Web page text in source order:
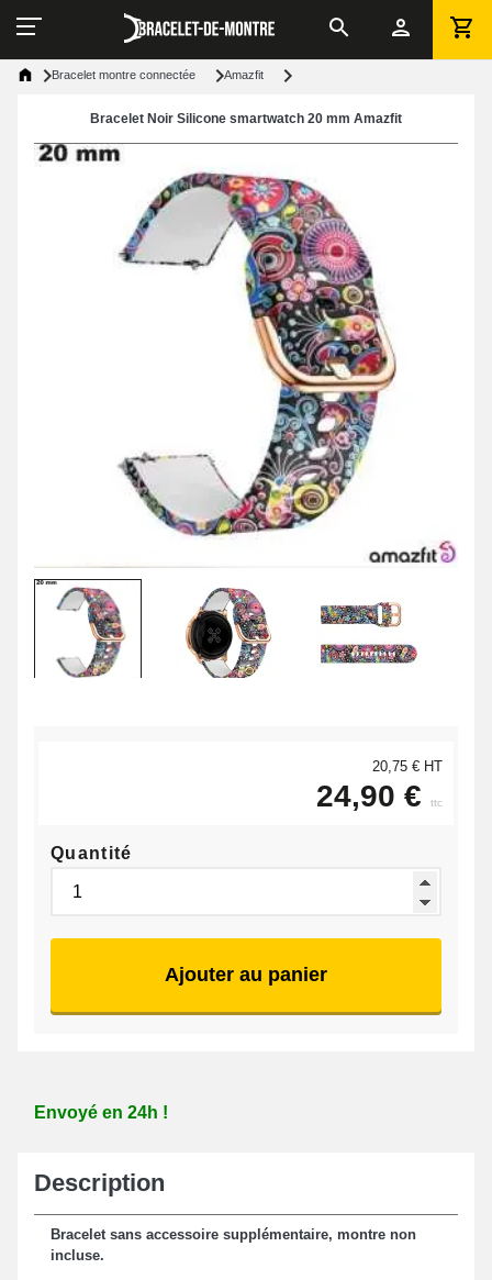
Bracelet montre connectée Amazfit
Bracelet Noir Silicone smartwatch 20 mm Amazfit
20,75 € HT
24,90 € ttc
Quantité
Ajouter au panier
Envoyé en 24h !
Description
Bracelet sans accessoire supplémentaire, montre non
incluse.